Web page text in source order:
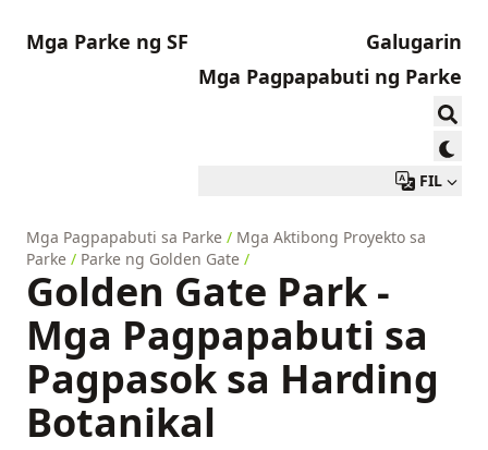
Mga Parke ng SF
Galugarin
Mga Pagpapabuti ng Parke
FIL
Mga Pagpapabuti sa Parke / Mga Aktibong Proyekto sa
Parke / Parke ng Golden Gate /
Golden Gate Park -
Mga Pagpapabuti sa
Pagpasok sa Harding
Botanikal